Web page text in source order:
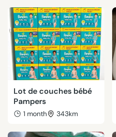
Lot de couches bébé
Pampers
1 month 343km